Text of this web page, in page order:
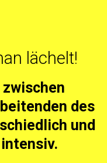
lächelt!
zwischen
des
und